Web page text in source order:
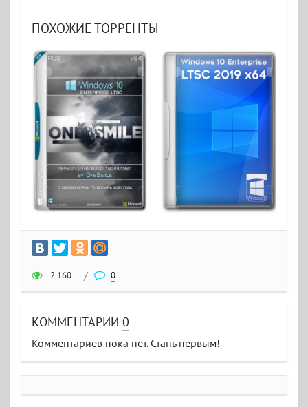
ПОХОЖИЕ ТОРРЕНТЫ
2 160 / 0
КОММЕНТАРИИ 0
Комментариев пока нет. Стань первым!